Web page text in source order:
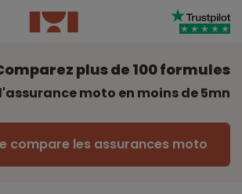
plus de 100 formules
moto en moins de 5mn
compare les assurances moto